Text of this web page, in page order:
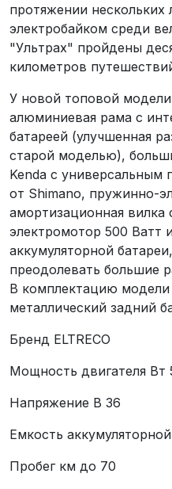
протяжении
электробайком среди
"Ультрах" пройдены
километров
У новой топовой модели
алюминиевая рама с
батареей (улучшенная
старой моделью),
Kenda с универсальным
от Shimano, пружинно-
амортизационная
электромотор 500 Ватт
аккумуляторной
преодолевать большие
В комплектацию
металлический задний
Бренд ELTRECO
Мощность двигателя Вт
Напряжение В 36
Емкость
Пробег км до 70